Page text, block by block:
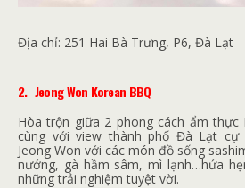
Địa chỉ: 251 Hai Bà Trưng, P6, Đà Lạt
2. Jeong Won Korean BBQ
Hòa trộn giữa 2 phong cách ẩm thực
cùng với view thành phố Đà Lạt cự
Jeong Won với các món đồ sống
nướng, gà hầm sâm, mì lạnh…hứa
những trải nghiệm tuyệt vời.